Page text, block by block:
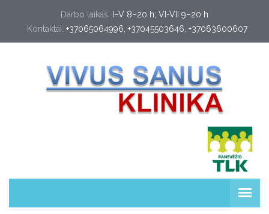
Darbo laikas: I–V 8–20 h; VI-VII 9–20 h
Kontaktai: +37065064996 +37045503646 +37063600607